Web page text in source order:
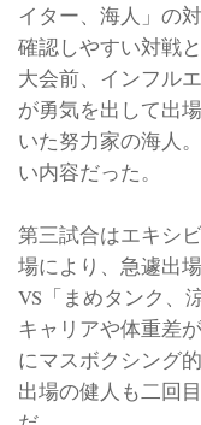
イター、海人」の
確認しやすい対戦と
大会前、インフル
が勇気を出して出
いた努力家の海人
い内容だった。
第三試合はエキシ
場により、急遽出
VS「まめタンク、
キャリアや体重差
にマスボクシング
出場の健人も二回